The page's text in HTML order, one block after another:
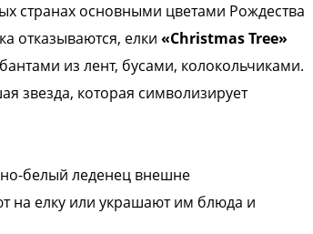
странах основными цветами Рождества
отказываются, елки «Christmas Tree»
из лент, бусами, колокольчиками.
звезда, которая символизирует
белый леденец внешне
на елку или украшают им блюда и